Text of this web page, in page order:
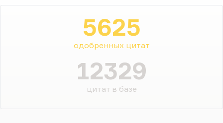
5625
одобренных цитат
12329
цитат в базе